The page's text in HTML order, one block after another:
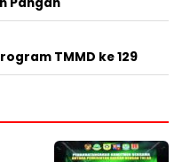
Pangan
TMMD ke 129